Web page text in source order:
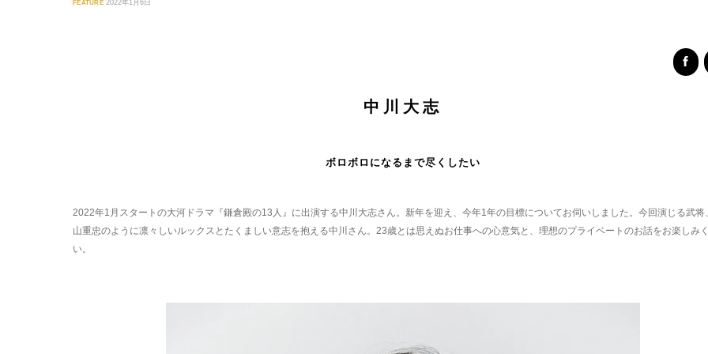
FEATURE 2022年1月6日
中川大志
ボロボロになるまで尽くしたい
2022年1月スタートの大河ドラマ『鎌倉殿の13人』に出演する中川大志さん。新年を迎え、今年1年の目標についてお伺いしました。今回演じる武将
山重忠のように凛々しいルックスとたくましい意志を抱える中川さん。23歳とは思えぬお仕事への心意気と、理想のプライベートのお話をお楽しみ
い。